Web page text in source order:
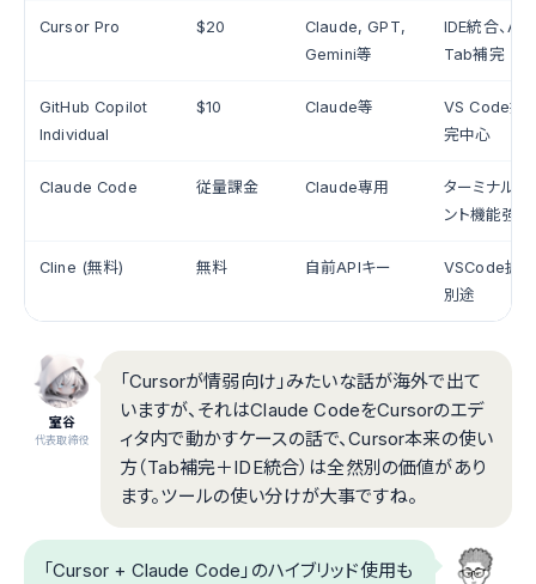
Cursor Pro $20
Claude, GPT,
Gemini等
IDE統合、
Tab補完
GitHub Copilot
Individual
$10 Claude等
VS Code拡
完中心
Claude Code 従量課金 Claude専用
ターミナル
ント機能強力
Cline (無料) 無料 自前APIキー
VSCode拡張
別途
室谷
代表取締役
「Cursorが情弱向け」みたいな話が海外で出て
いますが、それはClaude CodeをCursorのエデ
ィタ内で動かすケースの話で、Cursor本来の使い
方（Tab補完＋IDE統合）は全然別の価値があり
ます。ツールの使い分けが大事ですね。
「Cursor + Claude Code」のハイブリッド使用も